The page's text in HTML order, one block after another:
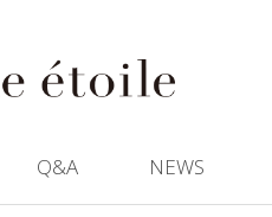
Q&A NEWS